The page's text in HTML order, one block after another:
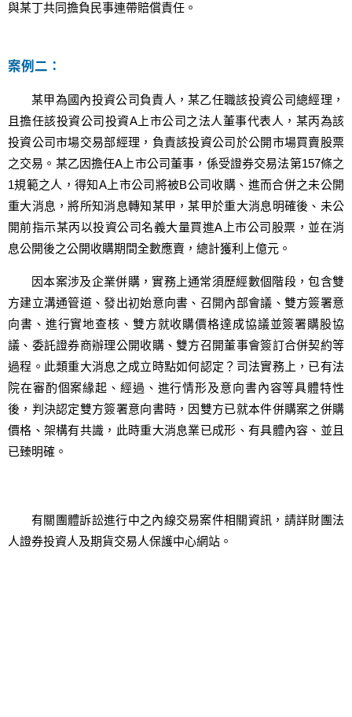
與某丁共同擔負民事連帶賠償責任。
案例二：
某甲為國內投資公司負責人，某乙任職該投資公司總經理，
且擔任該投資公司投資A上市公司之法人董事代表人，某丙為該
投資公司市場交易部經理，負責該投資公司於公開市場買賣股票
之交易。某乙因擔任A上市公司董事，係受證券交易法第157條之
1規範之人，得知A上市公司將被B公司收購、進而合併之未公開
重大消息，將所知消息轉知某甲，某甲於重大消息明確後、未公
開前指示某丙以投資公司名義大量買進A上市公司股票，並在消
息公開後之公開收購期間全數應賣，總計獲利上億元。
因本案涉及企業併購，實務上通常須歷經數個階段，包含雙
方建立溝通管道、發出初始意向書、召開內部會議、雙方簽署意
向書、進行實地查核、雙方就收購價格達成協議並簽署購股協
議、委託證券商辦理公開收購、雙方召開董事會簽訂合併契約等
過程。此類重大消息之成立時點如何認定？司法實務上，已有法
院在審酌個案緣起、經過、進行情形及意向書內容等具體特性
後，判決認定雙方簽署意向書時，因雙方已就本件併購案之併購
價格、架構有共識，此時重大消息業已成形、有具體內容、並且
已臻明確。
有關團體訴訟進行中之內線交易案件相關資訊，請詳財團法
人證券投資人及期貨交易人保護中心網站。